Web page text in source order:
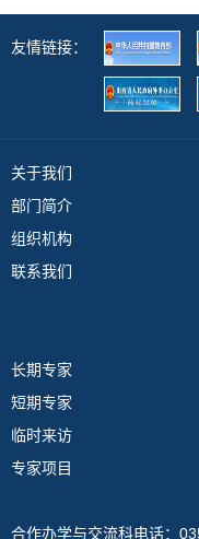
友情链接：
关于我们
部门简介
组织机构
联系我们
长期专家
短期专家
临时来访
专家项目
合作办学与交流科电话：